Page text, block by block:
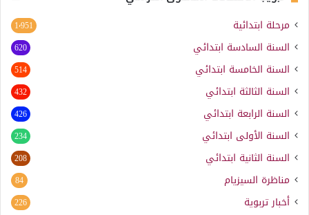
مرحلة ابتدائية 1٬951
السنة السادسة ابتدائي 620
السنة الخامسة ابتدائي 514
السنة الثالثة ابتدائي 432
السنة الرابعة ابتدائي 426
السنة الأولى ابتدائي 234
السنة الثانية ابتدائي 208
مناظرة السيزيام 84
أخبار تربوية 226